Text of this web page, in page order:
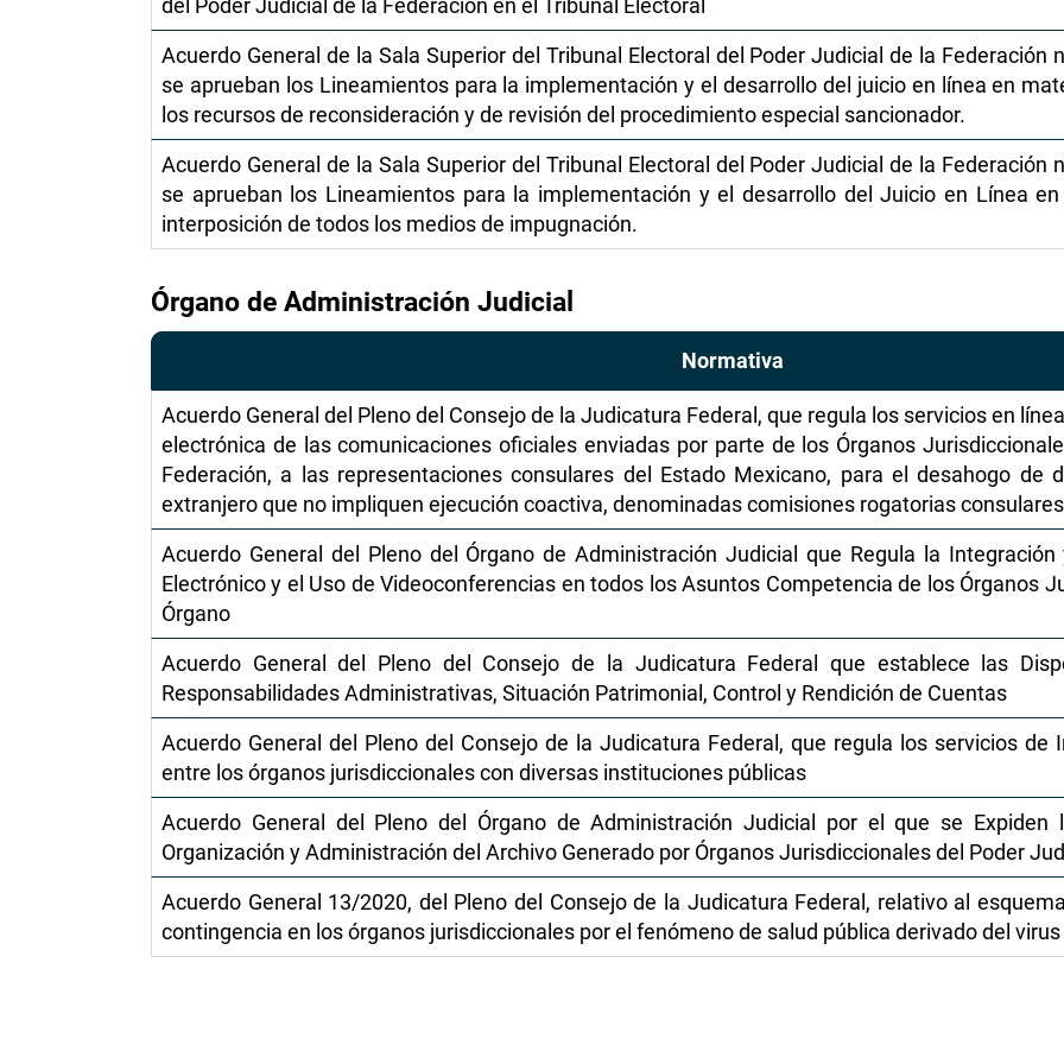
del Poder Judicial de la Federación en el Tribunal Electoral
Acuerdo General de la Sala Superior del Tribunal Electoral del Poder Judicial de la Federación
se aprueban los Lineamientos para la implementación y el desarrollo del juicio en línea en
los recursos de reconsideración y de revisión del procedimiento especial sancionador.
Acuerdo General de la Sala Superior del Tribunal Electoral del Poder Judicial de la Federación
se aprueban los Lineamientos para la implementación y el desarrollo del Juicio en Línea
interposición de todos los medios de impugnación.
Órgano de Administración Judicial
Normativa
Acuerdo General del Pleno del Consejo de la Judicatura Federal, que regula los servicios en
electrónica de las comunicaciones oficiales enviadas por parte de los Órganos
Federación, a las representaciones consulares del Estado Mexicano, para el desahogo de
extranjero que no impliquen ejecución coactiva, denominadas comisiones rogatorias consulares
Acuerdo General del Pleno del Órgano de Administración Judicial que Regula la
Electrónico y el Uso de Videoconferencias en todos los Asuntos Competencia de los Órganos
Órgano
Acuerdo General del Pleno del Consejo de la Judicatura Federal que establece las
Responsabilidades Administrativas, Situación Patrimonial, Control y Rendición de Cuentas
Acuerdo General del Pleno del Consejo de la Judicatura Federal, que regula los servicios de
entre los órganos jurisdiccionales con diversas instituciones públicas
Acuerdo General del Pleno del Órgano de Administración Judicial por el que se Expiden
Organización y Administración del Archivo Generado por Órganos Jurisdiccionales del Poder
Acuerdo General 13/2020, del Pleno del Consejo de la Judicatura Federal, relativo al
contingencia en los órganos jurisdiccionales por el fenómeno de salud pública derivado del virus